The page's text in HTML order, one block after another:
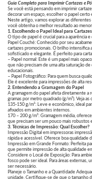
Guia Completo para Imprimir Cartazes e
Se você está pensando em imprimir
decorar um espaço, escolher o papel certo
Neste artigo, vamos explorar as
você obtenha o melhor resultado ao menor
1. Escolhendo o Papel Ideal para
O tipo de papel é crucial para a aparência
Papel Couché: Conhecido por seu
cartazes promocionais. O brilho intensifica
sofisticado e elegante. É perfeito para
– Papel normal: Este é um papel mais
que não precisam de uma alta saturação
educacionais.
– Papel Fotográfico: Para quem busca
Ele é excelente para impressões de alta
2. Entendendo a Gramagem do Papel
A gramagem do papel afeta diretamente a
gramas por metro quadrado (g/m²). Veja as
135-150 g/m²: Leve e econômico, ideal
afixados em ambientes internos.
170 – 200 g/m²: Gramagem média,
que precisam ser um pouco mais robustos
3. Técnicas de Impressão: Qual Escolher?
Impressão Digital em impressoras
rápida e acessível. Oferece boa qualidade
Impressão em Grande Formato: Perfeita
que permite impressão de alta qualidade
Considere o Local de Exposição: Para
fosco pode ser ideal. Para áreas externas,
ser necessário.
Planeje o Tamanho e a Quantidade
unidade. Certifique-se de que o tamanho